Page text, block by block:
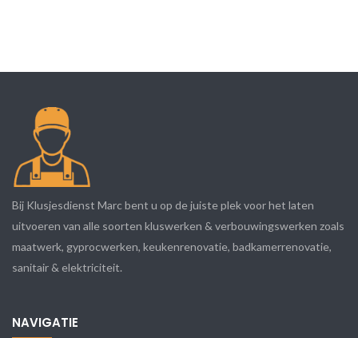
Bij Klusjesdienst Marc bent u op de juiste plek voor het laten
uitvoeren van alle soorten kluswerken & verbouwingswerken zoals
maatwerk, gyprocwerken, keukenrenovatie, badkamerrenovatie,
sanitair & elektriciteit.
NAVIGATIE